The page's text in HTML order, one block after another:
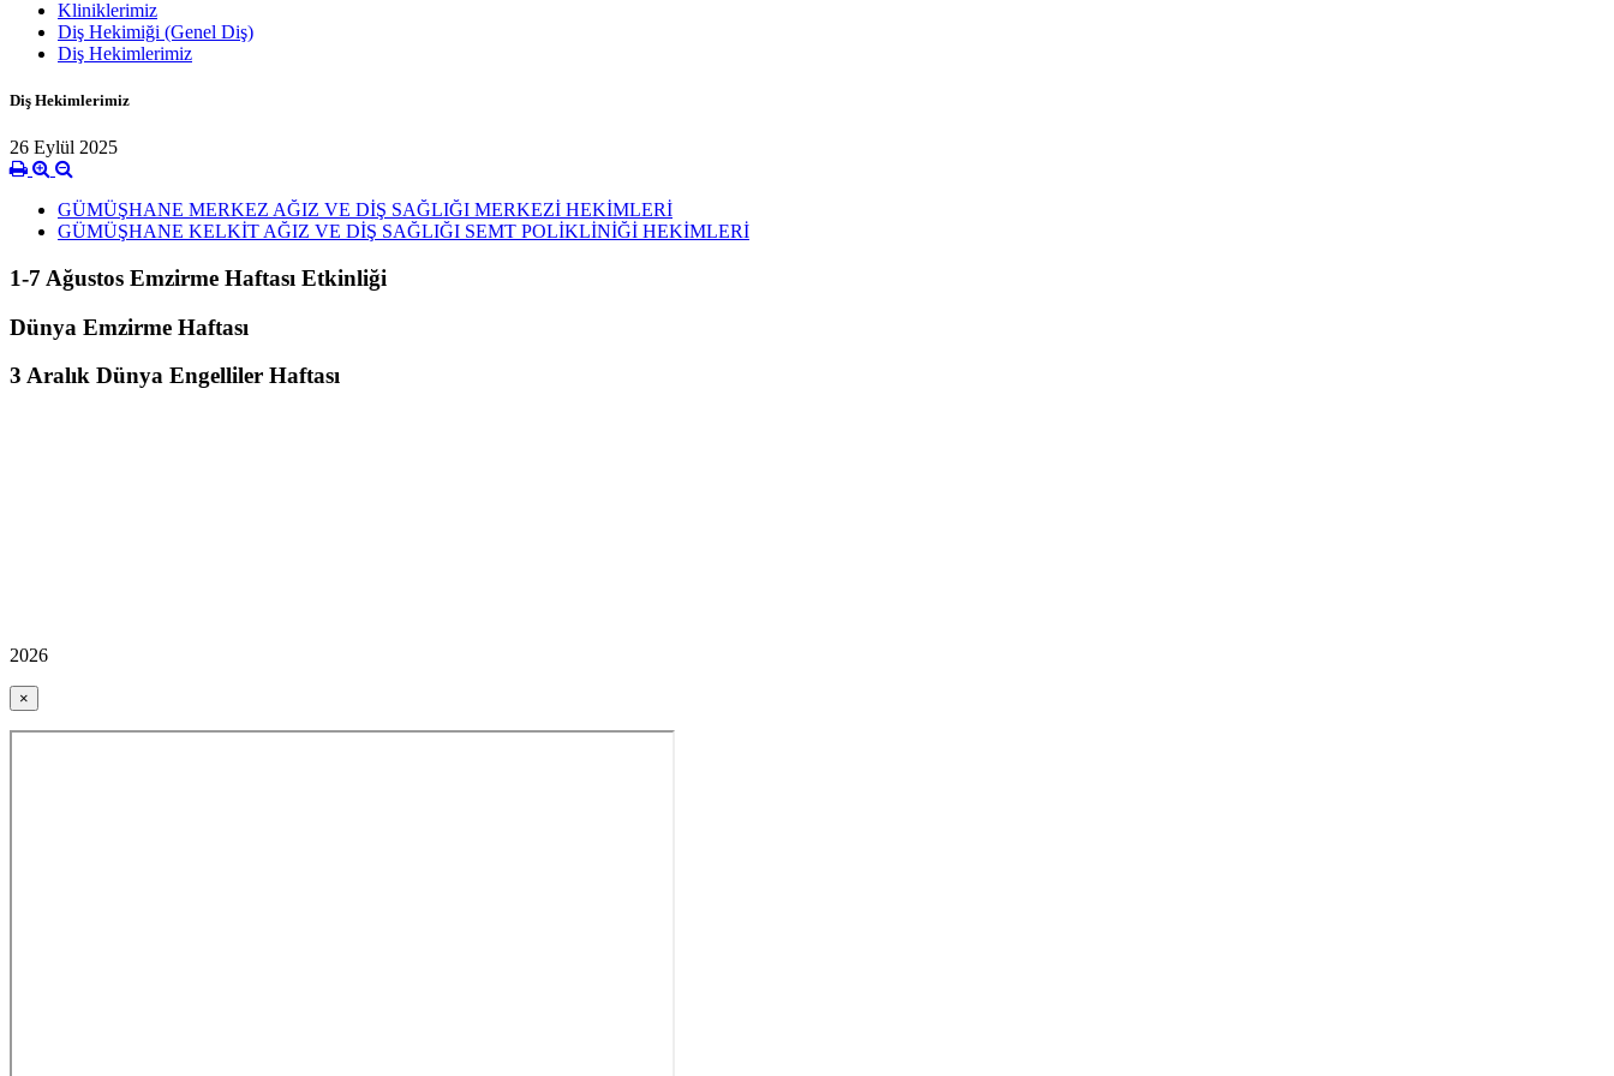
Kliniklerimiz
Diş Hekimiği (Genel Diş)
Diş Hekimlerimiz
Diş Hekimlerimiz
26 Eylül 2025
GÜMÜŞHANE MERKEZ AĞIZ VE DİŞ SAĞLIĞI MERKEZİ HEKİMLERİ
GÜMÜŞHANE KELKİT AĞIZ VE DİŞ SAĞLIĞI SEMT POLİKLİNİĞİ HEKİMLERİ
1-7 Ağustos Emzirme Haftası Etkinliği
Dünya Emzirme Haftası
3 Aralık Dünya Engelliler Haftası
2026
×